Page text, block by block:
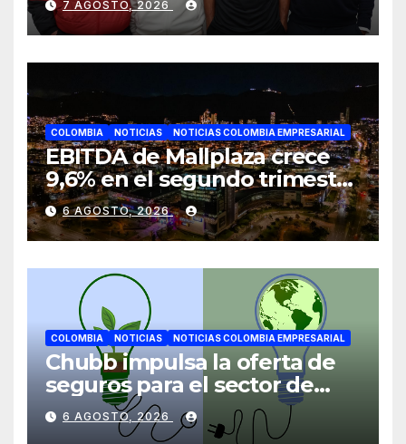
etapa
7 AGOSTO, 2026
COLOMBIA NOTICIAS NOTICIAS COLOMBIA EMPRESARIAL
EBITDA de Mallplaza crece
9,6% en el segundo trimestre
mientras avanza en su plan
de crecimiento en Colombia
6 AGOSTO, 2026
COLOMBIA NOTICIAS NOTICIAS COLOMBIA EMPRESARIAL
Chubb impulsa la oferta de
seguros para el sector de
energías renovables en
América Latina
6 AGOSTO, 2026